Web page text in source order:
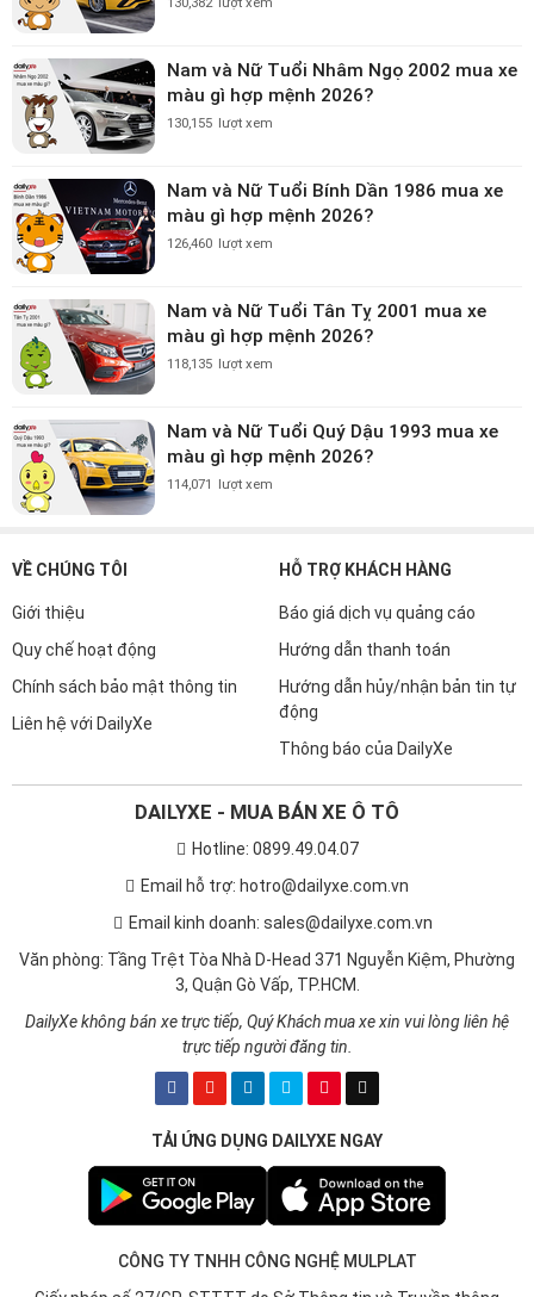
Nam và Nữ Tuổi Nhâm Ngọ 2002 mua xe
màu gì hợp mệnh 2026?
130,155 lượt xem
Nam và Nữ Tuổi Bính Dần 1986 mua xe
màu gì hợp mệnh 2026?
126,460 lượt xem
Nam và Nữ Tuổi Tân Tỵ 2001 mua xe
màu gì hợp mệnh 2026?
118,135 lượt xem
Nam và Nữ Tuổi Quý Dậu 1993 mua xe
màu gì hợp mệnh 2026?
114,071 lượt xem
VỀ CHÚNG TÔI
Giới thiệu
Quy chế hoạt động
Chính sách bảo mật thông tin
Liên hệ với DailyXe
HỖ TRỢ KHÁCH HÀNG
Báo giá dịch vụ quảng cáo
Hướng dẫn thanh toán
Hướng dẫn hủy/nhận bản tin tự
động
Thông báo của DailyXe
DAILYXE - MUA BÁN XE Ô TÔ
Hotline: 0899.49.04.07
Email hỗ trợ: hotro@dailyxe.com.vn
Email kinh doanh: sales@dailyxe.com.vn
Văn phòng: Tầng Trệt Tòa Nhà D-Head 371 Nguyễn Kiệm, Phường
3, Quận Gò Vấp, TP.HCM.
DailyXe không bán xe trực tiếp, Quý Khách mua xe xin vui lòng liên hệ
trực tiếp người đăng tin.
TẢI ỨNG DỤNG DAILYXE NGAY
CÔNG TY TNHH CÔNG NGHỆ MULPLAT